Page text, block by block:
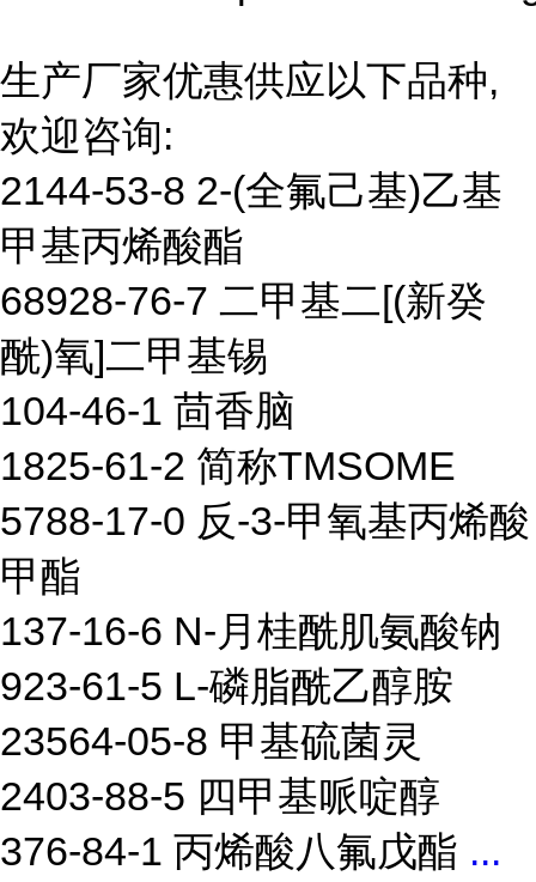
生产厂家优惠供应以下品种,
欢迎咨询:
2144-53-8 2-(全氟己基)乙基
甲基丙烯酸酯
68928-76-7 二甲基二[(新癸
酰)氧]二甲基锡
104-46-1 茴香脑
1825-61-2 简称TMSOME
5788-17-0 反-3-甲氧基丙烯酸
甲酯
137-16-6 N-月桂酰肌氨酸钠
923-61-5 L-磷脂酰乙醇胺
23564-05-8 甲基硫菌灵
2403-88-5 四甲基哌啶醇
376-84-1 丙烯酸八氟戊酯 ...